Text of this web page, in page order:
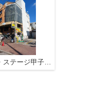
グラン・ステージ甲子園ビル